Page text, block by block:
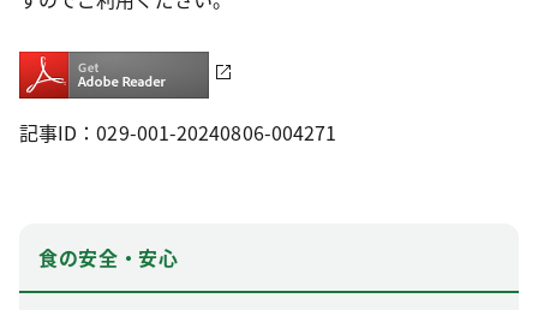
記事ID：029-001-20240806-004271
食の安全・安心